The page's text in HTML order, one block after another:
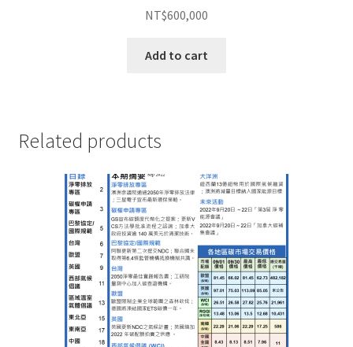
NT$600,000
Add to cart
Related products